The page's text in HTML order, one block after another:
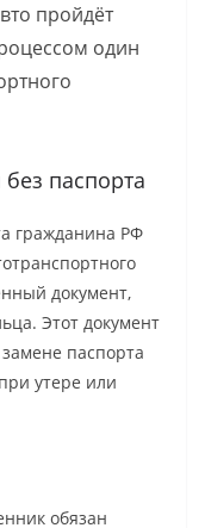
пройдёт
один
паспорта
гражданина РФ
документ,
Этот документ
паспорта
утере или
обязан